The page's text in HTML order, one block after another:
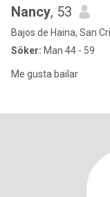
Nancy, 53
Bajos de Haina, San
Söker: Man 44 - 59
Me gusta bailar